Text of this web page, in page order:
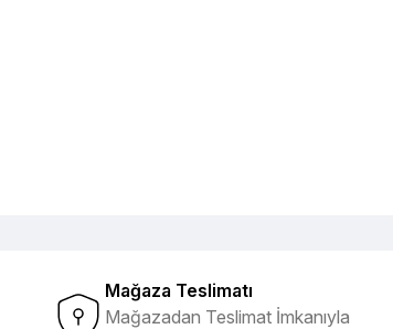
Mağaza Teslimatı
Mağazadan Teslimat İmkanıyla